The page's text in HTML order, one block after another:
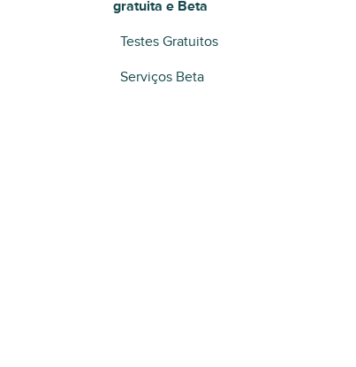
gratuita e Beta
Testes Gratuitos
Serviços Beta